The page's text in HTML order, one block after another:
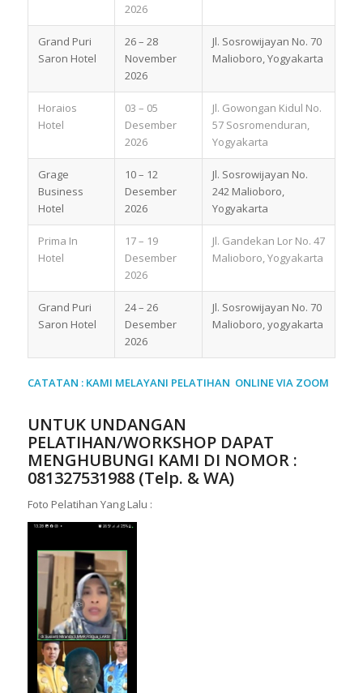
2026
Grand Puri
Saron Hotel
26 – 28
November
2026
Jl. Sosrowijayan No. 70
Malioboro, Yogyakarta
Horaios
Hotel
03 – 05
Desember
2026
Jl. Gowongan Kidul No.
57 Sosromenduran,
Yogyakarta
Grage
Business
Hotel
10 – 12
Desember
2026
Jl. Sosrowijayan No.
242 Malioboro,
Yogyakarta
Prima In
Hotel
17 – 19
Desember
2026
Jl. Gandekan Lor No. 47
Malioboro, Yogyakarta
Grand Puri
Saron Hotel
24 – 26
Desember
2026
Jl. Sosrowijayan No. 70
Malioboro, yogyakarta
CATATAN : KAMI MELAYANI PELATIHAN ONLINE VIA ZOOM
UNTUK UNDANGAN
PELATIHAN/WORKSHOP DAPAT
MENGHUBUNGI KAMI DI NOMOR :
081327531988 (Telp. & WA)
Foto Pelatihan Yang Lalu :